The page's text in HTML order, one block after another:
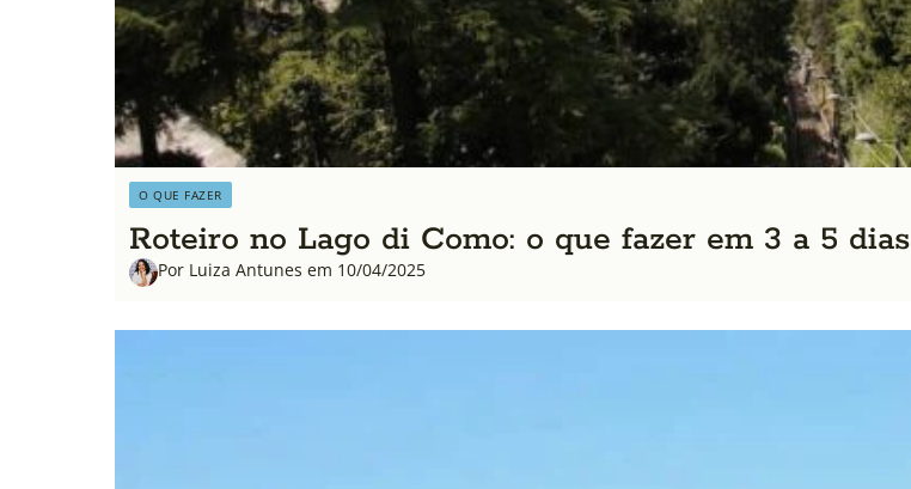
O QUE FAZER
Roteiro no Lago di Como: o que fazer em 3 a 5 dias
Por Luiza Antunes em 10/04/2025